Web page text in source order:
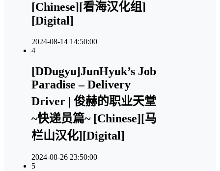
[Chinese][看海汉化组]
[Digital]
2024-08-14 14:50:00
4
[DDugyu]JunHyuk’s Job
Paradise – Delivery
Driver | 俊赫的职业天堂
~快递员篇~ [Chinese][马
栏山汉化][Digital]
2024-08-26 23:50:00
5